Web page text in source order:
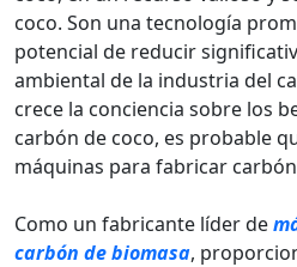
coco. Son una tecnología
potencial de reducir
ambiental de la industria del
crece la conciencia sobre los
carbón de coco, es probable
máquinas para fabricar
Como un fabricante líder de
carbón de biomasa,